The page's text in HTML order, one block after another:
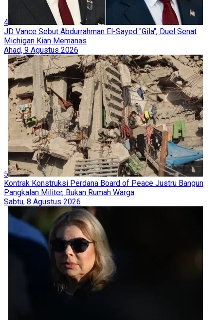
4
JD Vance Sebut Abdurrahman El-Sayed "Gila", Duel Senat
Michigan Kian Memanas
Ahad, 9 Agustus 2026
5
Kontrak Konstruksi Perdana Board of Peace Justru Bangun
Pangkalan Militer, Bukan Rumah Warga
Sabtu, 8 Agustus 2026